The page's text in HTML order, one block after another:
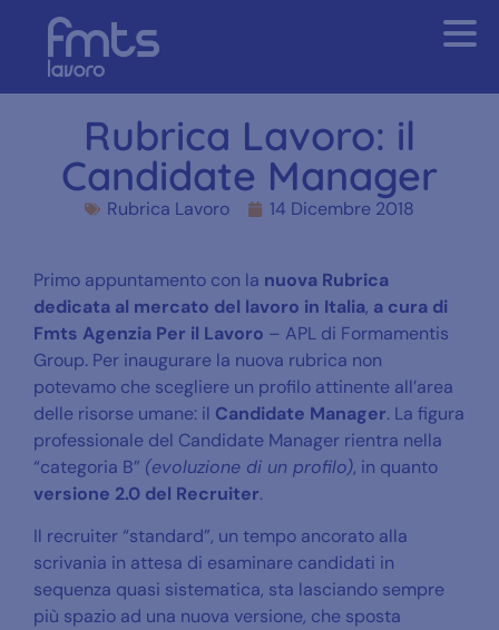
Rubrica Lavoro: il
Candidate Manager
Rubrica Lavoro 14 Dicembre 2018
Primo appuntamento con la nuova Rubrica
dedicata al mercato del lavoro in Italia, a cura di
Fmts Agenzia Per il Lavoro – APL di Formamentis
Group. Per inaugurare la nuova rubrica non
potevamo che scegliere un profilo attinente all’area
delle risorse umane: il Candidate Manager. La figura
professionale del Candidate Manager rientra nella
“categoria B” (evoluzione di un profilo), in quanto
versione 2.0 del Recruiter.
Il recruiter “standard”, un tempo ancorato alla
scrivania in attesa di esaminare candidati in
sequenza quasi sistematica, sta lasciando sempre
più spazio ad una nuova versione, che sposta